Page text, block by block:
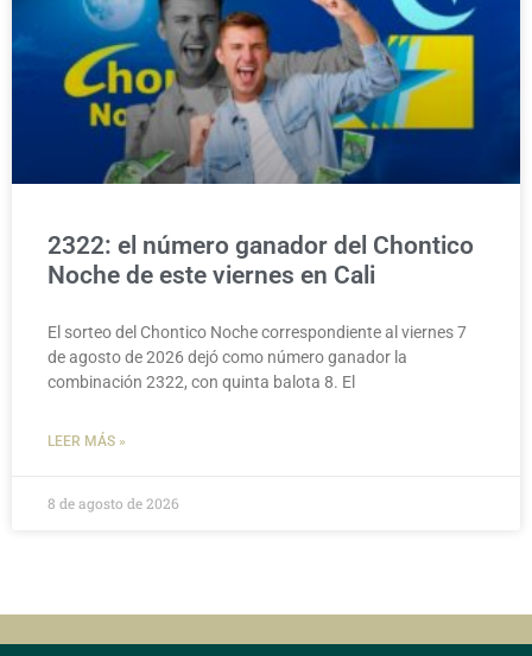
2322: el número ganador del Chontico
Noche de este viernes en Cali
El sorteo del Chontico Noche correspondiente al viernes 7
de agosto de 2026 dejó como número ganador la
combinación 2322, con quinta balota 8. El
LEER MÁS »
8 de agosto de 2026